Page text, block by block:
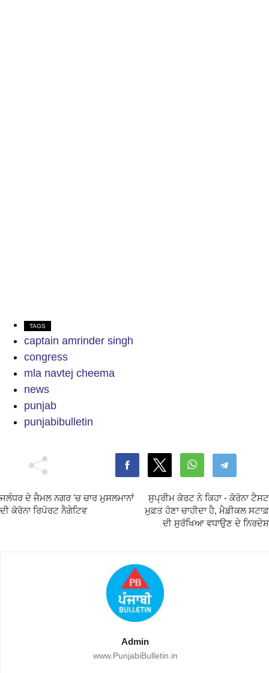
TAGS
captain amrinder singh
congress
mla navtej cheema
news
punjab
punjabibulletin
ਜਲੰਧਰ ਦੇ ਜੈਮਲ ਨਗਰ 'ਚ ਚਾਰ ਮੁਸਲਮਾਨਾਂ
ਦੀ ਕੋਰੋਨਾ ਰਿਪੋਰਟ ਨੈਗੇਟਿਵ
ਸੁਪ੍ਰੀਮ ਕੋਰਟ ਨੇ ਕਿਹਾ - ਕੋਰੋਨਾ ਟੈਸਟ
ਮੁਫ਼ਤ ਹੋਣਾ ਚਾਹੀਦਾ ਹੈ, ਮੈਡੀਕਲ ਸਟਾਫ਼
ਦੀ ਸੁਰੱਖਿਆ ਵਧਾਉਣ ਦੇ ਨਿਰਦੇਸ਼
Admin
www.PunjabiBulletin.in